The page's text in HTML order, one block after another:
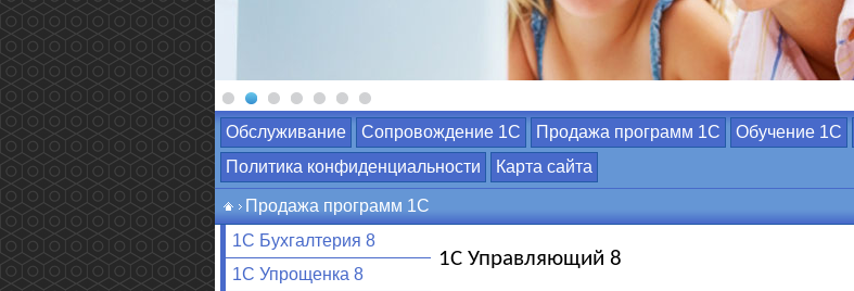
Обслуживание Сопровождение 1С Продажа программ 1С Обучение 1С
Политика конфиденциальности
Карта сайта
Продажа программ 1С
1С Бухгалтерия 8
1С Упрощенка 8
1С Управляющий 8